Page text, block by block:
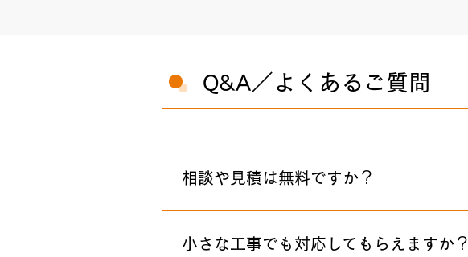
Q&A／よくあるご質問
相談や見積は無料ですか？
小さな工事でも対応してもらえますか？